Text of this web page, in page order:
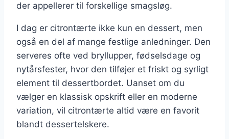
der appellerer til forskellige smagsløg.
I dag er citrontærte ikke kun en dessert, men
også en del af mange festlige anledninger. Den
serveres ofte ved bryllupper, fødselsdage og
nytårsfester, hvor den tilføjer et friskt og syrligt
element til dessertbordet. Uanset om du
vælger en klassisk opskrift eller en moderne
variation, vil citrontærte altid være en favorit
blandt dessertelskere.